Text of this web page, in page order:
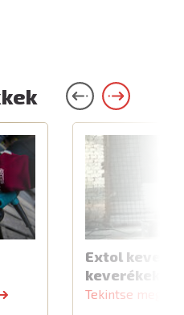
Extol
Tekintse meg a